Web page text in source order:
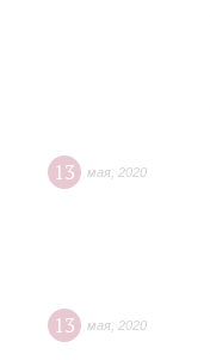
13 мая 2020
13 мая 2020